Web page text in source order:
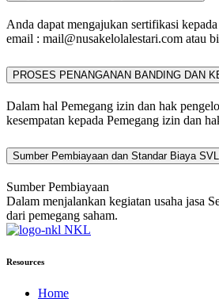
Anda dapat mengajukan sertifikasi
email : mail@nusakelolalestari.com atau
PROSES PENANGANAN BANDING DAN
Dalam hal Pemegang izin dan hak
kesempatan kepada Pemegang izin dan
Sumber Pembiayaan dan Standar Biaya
Sumber Pembiayaan
Dalam menjalankan kegiatan usaha jasa
dari pemegang saham.
NKL
Resources
Home